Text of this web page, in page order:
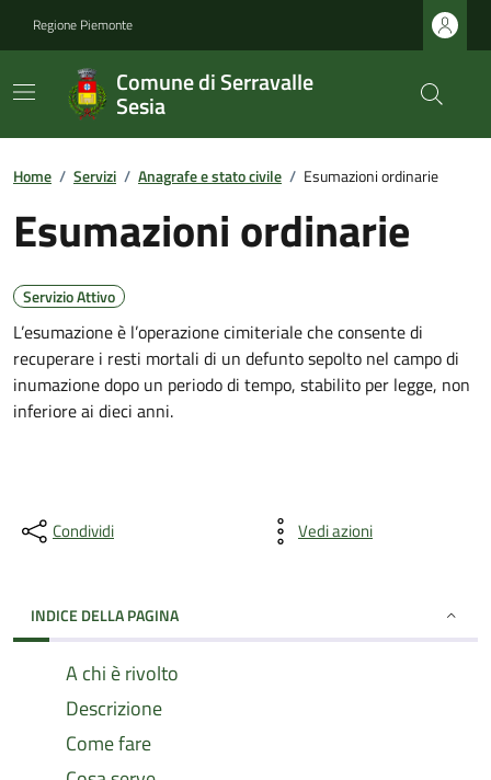
Regione Piemonte
Comune di Serravalle
Sesia
Home / Servizi / Anagrafe e stato civile / Esumazioni ordinarie
Esumazioni ordinarie
Servizio Attivo
L’esumazione è l’operazione cimiteriale che consente di
recuperare i resti mortali di un defunto sepolto nel campo di
inumazione dopo un periodo di tempo, stabilito per legge, non
inferiore ai dieci anni.
Condividi Vedi azioni
INDICE DELLA PAGINA
A chi è rivolto
Descrizione
Come fare